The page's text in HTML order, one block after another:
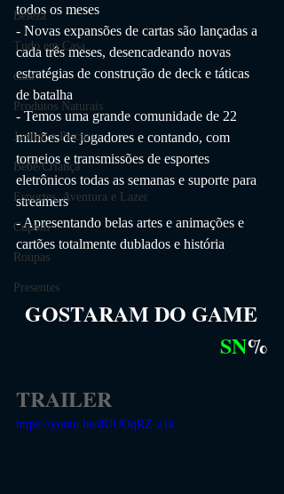
Beleza
Tudo em Casa
casa
Produtos Naturais
Jardim e Piscina
Bebê/Criança
Esportes, Aventura e Lazer
Cupom
Roupas
Presentes
todos os meses
- Novas expansões de cartas são lançadas a
cada três meses, desencadeando novas
estratégias de construção de deck e táticas
de batalha
- Temos uma grande comunidade de 22
milhões de jogadores e contando, com
torneios e transmissões de esportes
eletrônicos todas as semanas e suporte para
streamers
- Apresentando belas artes e animações e
cartões totalmente dublados e história
GOSTARAM DO GAME
SN%
TRAILER
https://youtu.be/dUUOqRZ-a1k